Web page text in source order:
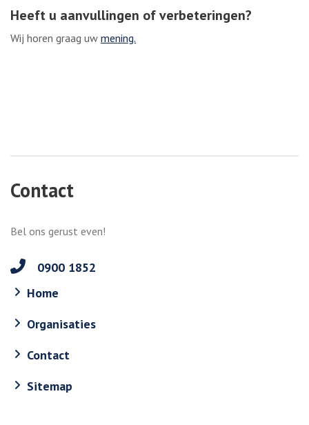
Heeft u aanvullingen of verbeteringen?
Wij horen graag uw mening.
Contact
Bel ons gerust even!
0900 1852
Home
Organisaties
Contact
Sitemap